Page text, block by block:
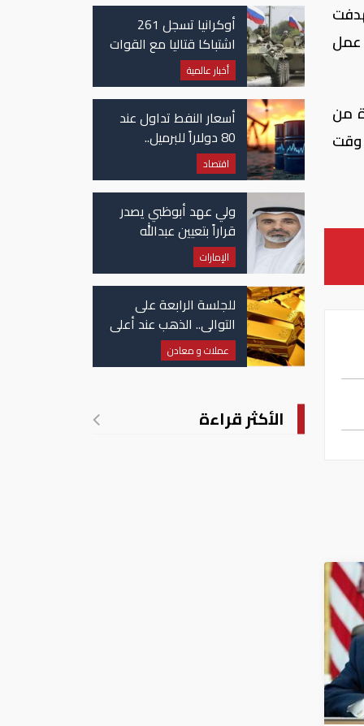
عمل
من
وقت
أوكرانيا تسجل 261
اشتباكا قتاليا مع القوات
الروسية
أخبار عالمية
أسعار النفط تداول عند
80 دولاراً للبرميل..
وتراجع الأسهم
الأمريكية
اقتصاد
ولي عهد أبوظبي يصدر
قراراً بتعيين عبدالله
المهيري رئيسا لـ"أبوظبي
للتراث"
الإمارات
للجلسة الرابعة على
التوالي.. الذهب عند أعلى
مستوياته منذ شهرين
عملات و معادن
الأكثر قراءة